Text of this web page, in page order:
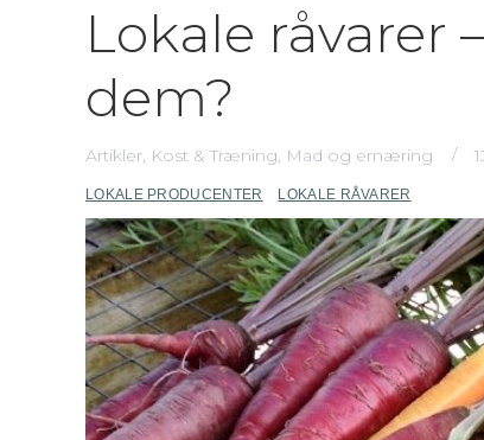
Lokale råvarer
dem?
Artikler, Kost & Træning, Mad og ernæring
LOKALE PRODUCENTER LOKALE RÅVARER